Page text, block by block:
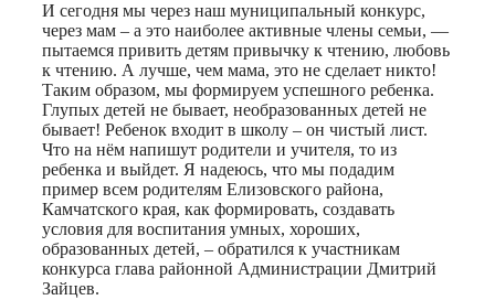
И сегодня мы через наш муниципальный конкурс,
через мам – а это наиболее активные члены семьи, —
пытаемся привить детям привычку к чтению, любовь
к чтению. А лучше, чем мама, это не сделает никто!
Таким образом, мы формируем успешного ребенка.
Глупых детей не бывает, необразованных детей не
бывает! Ребенок входит в школу – он чистый лист.
Что на нём напишут родители и учителя, то из
ребенка и выйдет. Я надеюсь, что мы подадим
пример всем родителям Елизовского района,
Камчатского края, как формировать, создавать
условия для воспитания умных, хороших,
образованных детей, – обратился к участникам
конкурса глава районной Администрации Дмитрий
Зайцев.